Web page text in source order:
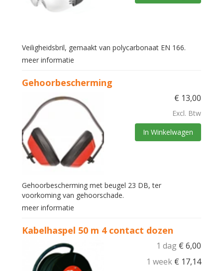
Veiligheidsbril, gemaakt van polycarbonaat EN 166.
meer informatie
Gehoorbescherming
€ 13,00
Excl. Btw
In Winkelwagen
Gehoorbescherming met beugel 23 DB, ter
voorkoming van gehoorschade.
meer informatie
Kabelhaspel 50 m 4 contact dozen
1 dag € 6,00
1 week € 17,14